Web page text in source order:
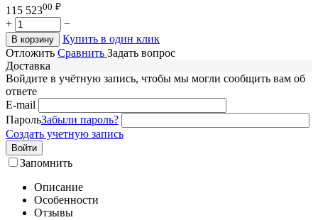
115 52300 ₽
+ −
В корзину
Купить в один клик
Отложить Сравнить Задать вопрос
Доставка
Войдите в учётную запись, чтобы мы могли сообщить вам об
ответе
E-mail
ПарольЗабыли пароль?
Создать учетную запись
Войти
Запомнить
Описание
Особенности
Отзывы